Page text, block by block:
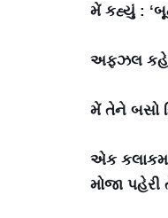
મેં કહ્યું :
અફઝલ કહે :
મેં તેને બસો
એક
મોજા